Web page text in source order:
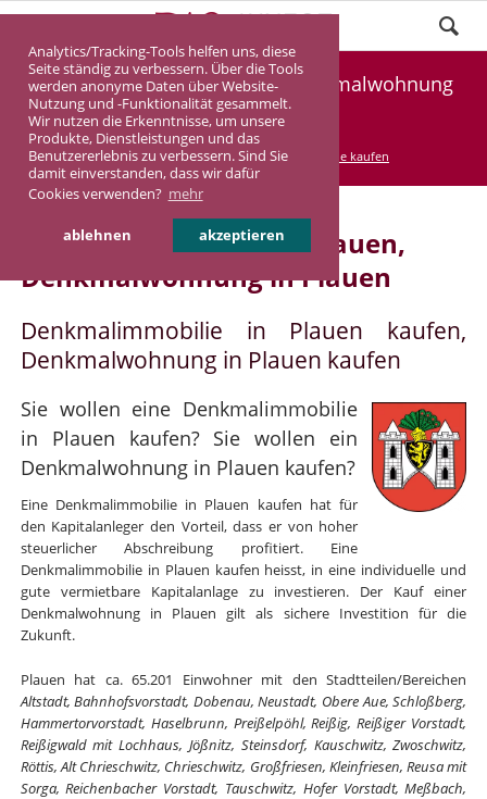
Analytics/Tracking-Tools helfen uns, diese
Seite ständig zu verbessern. Über die Tools
werden anonyme Daten über Website-
Nutzung und -Funktionalität gesammelt.
Wir nutzen die Erkenntnisse, um unsere
Produkte, Dienstleistungen und das
Benutzererlebnis zu verbessern. Sind Sie
damit einverstanden, dass wir dafür
Cookies verwenden? mehr
ablehnen akzeptieren
Denkmalimmobilie Plauen, Denkmalwohnung
Plauen
DASINVEST Service Denkmalimmobilie kaufen
Denkmalimmobilie in Plauen,
Denkmalwohnung in Plauen
Denkmalimmobilie in Plauen kaufen,
Denkmalwohnung in Plauen kaufen
Sie wollen eine Denkmalimmobilie
in Plauen kaufen? Sie wollen ein
Denkmalwohnung in Plauen kaufen?
Eine Denkmalimmobilie in Plauen kaufen hat für
den Kapitalanleger den Vorteil, dass er von hoher
steuerlicher Abschreibung profitiert. Eine
Denkmalimmobilie in Plauen kaufen heisst, in eine individuelle und
gute vermietbare Kapitalanlage zu investieren. Der Kauf einer
Denkmalwohnung in Plauen gilt als sichere Investition für die
Zukunft.
Plauen hat ca. 65.201 Einwohner mit den Stadtteilen/Bereichen
Altstadt, Bahnhofsvorstadt, Dobenau, Neustadt, Obere Aue, Schloßberg,
Hammertorvorstadt, Haselbrunn, Preißelpöhl, Reißig, Reißiger Vorstadt,
Reißigwald mit Lochhaus, Jößnitz, Steinsdorf, Kauschwitz, Zwoschwitz,
Röttis, Alt Chrieschwitz, Chrieschwitz, Großfriesen, Kleinfriesen, Reusa mit
Sorga, Reichenbacher Vorstadt, Tauschwitz, Hofer Vorstadt, Meßbach,